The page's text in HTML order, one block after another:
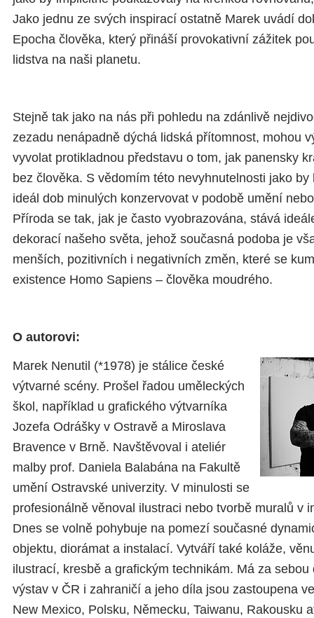
Jako jednu ze svých inspirací ostatně Marek uvádí
Epocha člověka, který přináší provokativní zážitek
lidstva na naši planetu.
Stejně tak jako na nás při pohledu na zdánlivě
zezadu nenápadně dýchá lidská přítomnost, mohou
vyvolat protikladnou představu o tom, jak panensky
bez člověka. S vědomím této nevyhnutelnosti jako
ideál dob minulých konzervovat v podobě umění
Příroda se tak, jak je často vyobrazována, stává
dekorací našeho světa, jehož současná podoba je
menších, pozitivních i negativních změn, které se
existence Homo Sapiens – člověka moudrého.
O autorovi:
Marek Nenutil (*1978) je stálice české
výtvarné scény. Prošel řadou uměleckých
škol, například u grafického výtvarníka
Jozefa Odrášky v Ostravě a Miroslava
Bravence v Brně. Navštěvoval i ateliér
malby prof. Daniela Balabána na Fakultě
umění Ostravské univerzity. V minulosti se
profesionálně věnoval ilustraci nebo tvorbě muralů v
Dnes se volně pohybuje na pomezí současné
objektu, diorámat a instalací. Vytváří také koláže,
ilustrací, kresbě a grafickým technikám. Má za
výstav v ČR i zahraničí a jeho díla jsou zastoupena
New Mexico, Polsku, Německu, Taiwanu, Rakousku